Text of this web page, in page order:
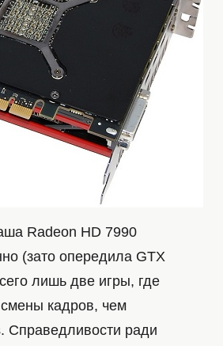
Radeon HD 7990
(зато опередила GTX
лишь две игры, где
кадров, чем
Справедливости ради